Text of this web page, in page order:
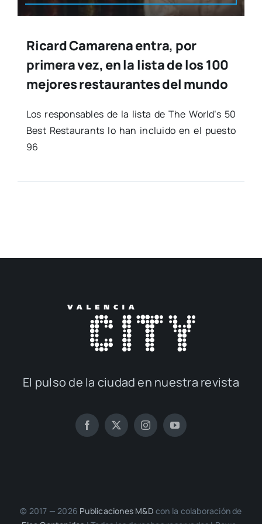
Ricard Camarena entra, por
primera vez, en la lista de los 100
mejores restaurantes del mundo
Los res­pon­sa­bles de la lis­ta de The World’s 50
Best Res­tau­rants lo han inclui­do en el pues­to
96
El pul­so de la ciu­dad en nues­tra revis­ta
© 2017 — 2026 Publi­ca­cio­nes M&D con la cola­bo­ra­ción de